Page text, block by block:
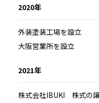
2020年
外装塗装工場を設立
大阪営業所を設立
2021年
株式会社IBUKI 株式の